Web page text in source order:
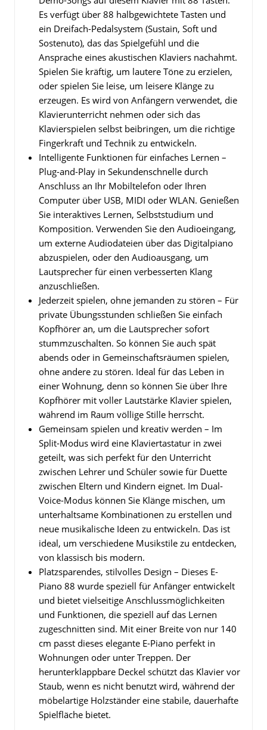
Es verfügt über 88 halbgewichtete Tasten und
ein Dreifach-Pedalsystem (Sustain, Soft und
Sostenuto), das das Spielgefühl und die
Ansprache eines akustischen Klaviers nachahmt.
Spielen Sie kräftig, um lautere Töne zu erzielen,
oder spielen Sie leise, um leisere Klänge zu
erzeugen. Es wird von Anfängern verwendet, die
Klavierunterricht nehmen oder sich das
Klavierspielen selbst beibringen, um die richtige
Fingerkraft und Technik zu entwickeln.
Intelligente Funktionen für einfaches Lernen –
Plug-and-Play in Sekundenschnelle durch
Anschluss an Ihr Mobiltelefon oder Ihren
Computer über USB, MIDI oder WLAN. Genießen
Sie interaktives Lernen, Selbststudium und
Komposition. Verwenden Sie den Audioeingang,
um externe Audiodateien über das Digitalpiano
abzuspielen, oder den Audioausgang, um
Lautsprecher für einen verbesserten Klang
anzuschließen.
Jederzeit spielen, ohne jemanden zu stören – Für
private Übungsstunden schließen Sie einfach
Kopfhörer an, um die Lautsprecher sofort
stummzuschalten. So können Sie auch spät
abends oder in Gemeinschaftsräumen spielen,
ohne andere zu stören. Ideal für das Leben in
einer Wohnung, denn so können Sie über Ihre
Kopfhörer mit voller Lautstärke Klavier spielen,
während im Raum völlige Stille herrscht.
Gemeinsam spielen und kreativ werden – Im
Split-Modus wird eine Klaviertastatur in zwei
geteilt, was sich perfekt für den Unterricht
zwischen Lehrer und Schüler sowie für Duette
zwischen Eltern und Kindern eignet. Im Dual-
Voice-Modus können Sie Klänge mischen, um
unterhaltsame Kombinationen zu erstellen und
neue musikalische Ideen zu entwickeln. Das ist
ideal, um verschiedene Musikstile zu entdecken,
von klassisch bis modern.
Platzsparendes, stilvolles Design – Dieses E-
Piano 88 wurde speziell für Anfänger entwickelt
und bietet vielseitige Anschlussmöglichkeiten
und Funktionen, die speziell auf das Lernen
zugeschnitten sind. Mit einer Breite von nur 140
cm passt dieses elegante E-Piano perfekt in
Wohnungen oder unter Treppen. Der
herunterklappbare Deckel schützt das Klavier vor
Staub, wenn es nicht benutzt wird, während der
möbelartige Holzständer eine stabile, dauerhafte
Spielfläche bietet.